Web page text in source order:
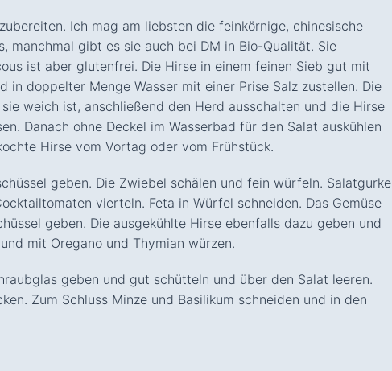
Ich mag am liebsten die feinkörnige, chinesische
manchmal gibt es sie auch bei DM in Bio-Qualität. Sie
ist aber glutenfrei. Die Hirse in einem feinen Sieb gut mit
in doppelter Menge Wasser mit einer Prise Salz zustellen. Die
weich ist, anschließend den Herd ausschalten und die Hirse
Danach ohne Deckel im Wasserbad für den Salat auskühlen
Hirse vom Vortag oder vom Frühstück.
geben. Die Zwiebel schälen und fein würfeln. Salatgurke
vierteln. Feta in Würfel schneiden. Das Gemüse
geben. Die ausgekühlte Hirse ebenfalls dazu geben und
mit Oregano und Thymian würzen.
geben und gut schütteln und über den Salat leeren.
Zum Schluss Minze und Basilikum schneiden und in den